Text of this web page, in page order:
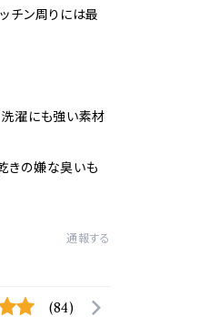
チン周りには最
洗濯にも強い素材
きの嫌な臭いも
通報する
(84)